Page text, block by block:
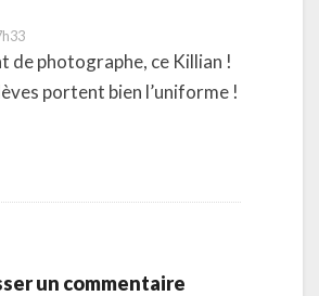
de photographe, ce Killian !
portent bien l’uniforme !
un commentaire